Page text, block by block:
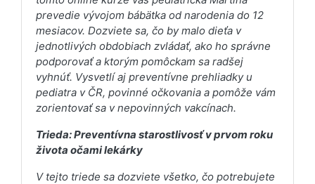
prevedie vývojom bábätka od narodenia do 12
mesiacov. Dozviete sa, čo by malo dieťa v
jednotlivých obdobiach zvládať, ako ho správne
podporovať a ktorým pomôckam sa radšej
vyhnúť. Vysvetlí aj preventívne prehliadky u
pediatra v ČR, povinné očkovania a pomôže vám
zorientovať sa v nepovinných vakcínach.
Trieda: Preventívna starostlivosť v prvom roku
života očami lekárky
V tejto triede sa dozviete všetko, čo potrebujete